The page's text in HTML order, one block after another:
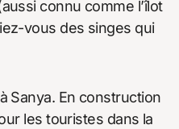
connu comme l’îlot
vous des singes qui
Sanya. En construction
les touristes dans la